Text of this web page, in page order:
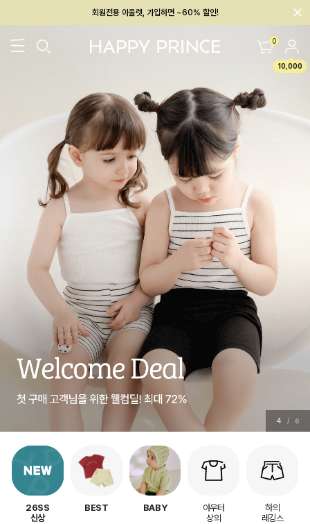
회원전용 아울렛, 가입하면 ~60% 할인!
0
10,000
5 / 6
26SS
신상
BEST BABY
아우터
상의
하의
레깅스